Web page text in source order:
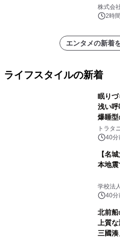
株式会
株式会
2時
エンタメの新着
ライフスタイルの新着
眠り
浅い呼
爆睡
説
トラタ
40分
【名
本地
学校法
40分
北前
上質
三國